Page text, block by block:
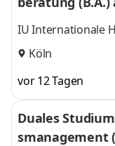
IU Internationale
Köln
vor 12 Tagen
Duales
smanagement